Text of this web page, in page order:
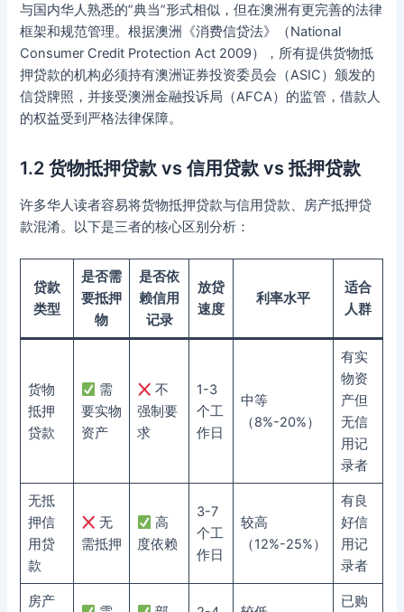
与国内华人熟悉的”典当”形式相似，但在澳洲有更完善的法律
框架和规范管理。根据澳洲《消费信贷法》（National
Consumer Credit Protection Act 2009），所有提供货物抵
押贷款的机构必须持有澳洲证券投资委员会（ASIC）颁发的
信贷牌照，并接受澳洲金融投诉局（AFCA）的监管，借款人
的权益受到严格法律保障。
1.2 货物抵押贷款 vs 信用贷款 vs 抵押贷款
许多华人读者容易将货物抵押贷款与信用贷款、房产抵押贷
款混淆。以下是三者的核心区别分析：
贷款
类型
是否需
要抵押
物
是否依
赖信用
记录
放贷
速度
利率水平
适合
人群
货物
抵押
贷款
需
要实物
资产
不
强制要
求
1-3
个工
作日
中等
（8%-20%）
有实
物资
产但
无信
用记
录者
无抵
押信
用贷
款
无
需抵押
高
度依赖
3-7
个工
作日
较高
（12%-25%）
有良
好信
用记
录者
房产
已购